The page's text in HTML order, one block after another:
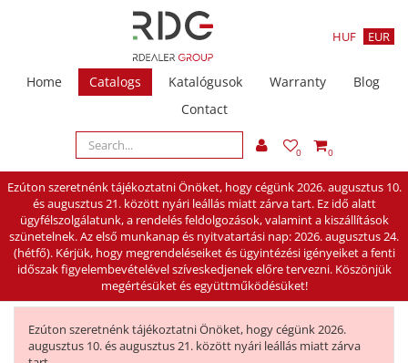
HUF EUR
Home Catalogs Katalógusok Warranty
Blog
Contact
0 0
Ezúton szeretnénk tájékoztatni Önöket, hogy cégünk 2026. augusztus 10.
és augusztus 21. között nyári leállás miatt zárva tart. Ez idő alatt
ügyfélszolgálatunk, a rendelés feldolgozások, valamint a kiszállítások
szünetelnek. Az első munkanap és nyitvatartási nap: 2026. augusztus 24.
(hétfő). Kérjük, hogy megrendeléseiket és ügyintézési igényeiket a fenti
időszak figyelembevételével szíveskedjenek előre tervezni. Köszönjük
megértésüket és együttműködésüket!
Ezúton szeretnénk tájékoztatni Önöket, hogy cégünk 2026.
augusztus 10. és augusztus 21. között nyári leállás miatt zárva